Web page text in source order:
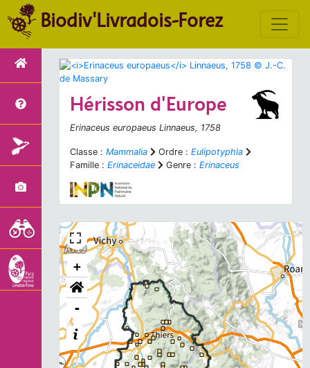
Biodiv'Livradois-Forez
Hérisson d'Europe
Erinaceus europaeus Linnaeus, 1758
Classe : Mammalia Ordre : Eulipotyphla
Famille : Erinaceidae Genre : Erinaceus
+
-